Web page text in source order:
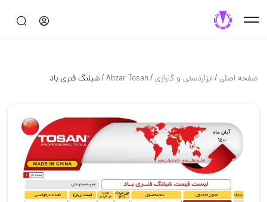
صفحه اصلی/ابزاردستی و گاراژی/
Abzar Tosan
/شیلنگ فنری باد